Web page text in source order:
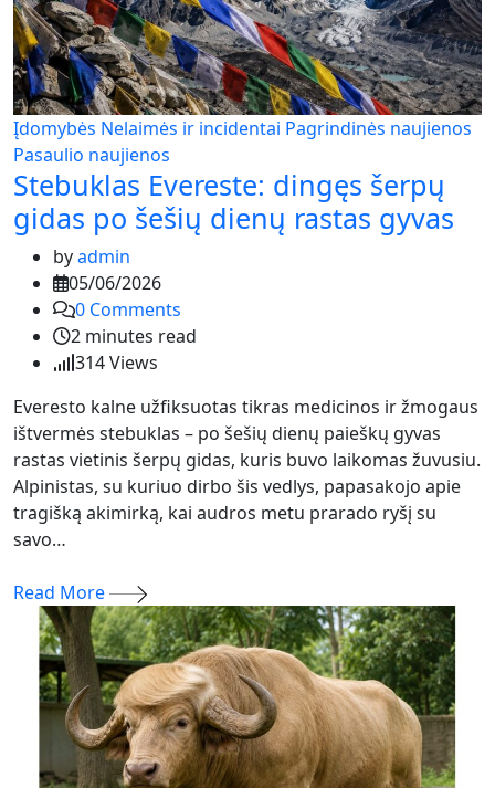
Įdomybės Nelaimės ir incidentai Pagrindinės naujienos
Pasaulio naujienos
Stebuklas Evereste: dingęs šerpų
gidas po šešių dienų rastas gyvas
byadmin
05/06/2026
0 Comments
2 minutes read
314Views
Everesto kalne užfiksuotas tikras medicinos ir žmogaus
ištvermės stebuklas – po šešių dienų paieškų gyvas
rastas vietinis šerpų gidas, kuris buvo laikomas žuvusiu.
Alpinistas, su kuriuo dirbo šis vedlys, papasakojo apie
tragišką akimirką, kai audros metu prarado ryšį su
savo…
Read More